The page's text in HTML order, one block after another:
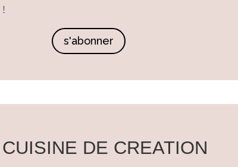
s'abonner
DE CREATION